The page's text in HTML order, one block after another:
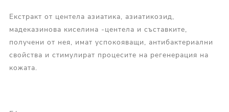
Екстракт от центела азиатика, азиатикозид,
мадеказинова киселина -центела и съставките,
получени от нея, имат успокояващи, антибактериални
свойства и стимулират процесите на регенерация на
кожата.